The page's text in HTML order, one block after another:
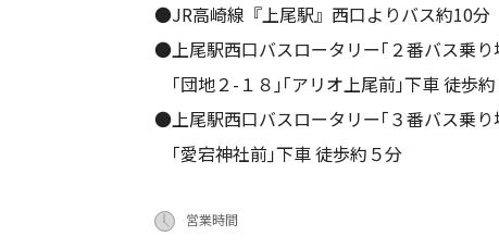
●JR高崎線『上尾駅』西口よりバス約10分
●上尾駅西口バスロータリー｢２番バス乗り
｢団地２-１８｣｢アリオ上尾前｣下車 徒歩
●上尾駅西口バスロータリー｢３番バス乗り
｢愛宕神社前｣下車 徒歩約５分
営業時間